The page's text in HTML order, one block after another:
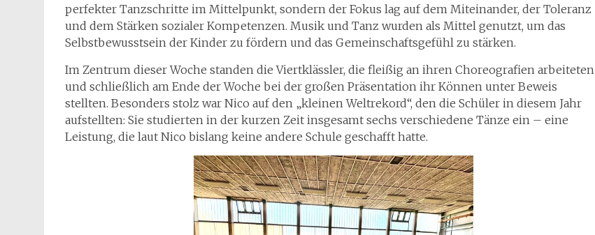
perfekter Tanzschritte im Mittelpunkt, sondern der Fokus lag auf dem Miteinander, der Toleranz
und dem Stärken sozialer Kompetenzen. Musik und Tanz wurden als Mittel genutzt, um das
Selbstbewusstsein der Kinder zu fördern und das Gemeinschaftsgefühl zu stärken.
Im Zentrum dieser Woche standen die Viertklässler, die fleißig an ihren Choreografien arbeiteten
und schließlich am Ende der Woche bei der großen Präsentation ihr Können unter Beweis
stellten. Besonders stolz war Nico auf den „kleinen Weltrekord“, den die Schüler in diesem Jahr
aufstellten: Sie studierten in der kurzen Zeit insgesamt sechs verschiedene Tänze ein – eine
Leistung, die laut Nico bislang keine andere Schule geschafft hatte.